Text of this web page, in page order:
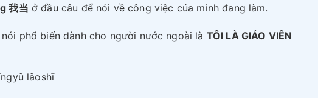
我当 ở đầu câu để nói về công việc của mình đang làm.
phổ biến dành cho người nước ngoài là TÔI LÀ GIÁO VIÊN
lǎoshī